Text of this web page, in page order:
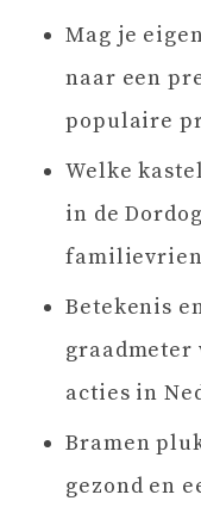
Mag je
naar een
populaire
Welke
in de
Betekenis
graadmeter
acties in
Bramen
gezond en